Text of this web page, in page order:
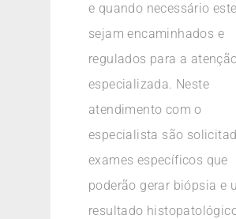
e quando necessário
sejam encaminhados e
regulados para a
especializada. Neste
atendimento com o
especialista são
exames específicos que
poderão gerar biópsia e
resultado